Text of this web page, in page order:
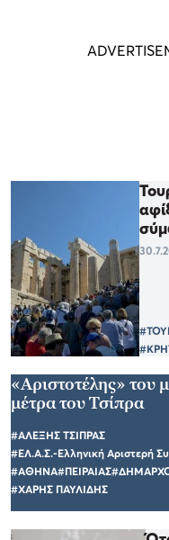
«Αριστοτέλης» του
μέτρα του Τσίπρα
#ΑΛΕΞΗΣ ΤΣΙΠΡΑΣ
#ΕΛ.Α.Σ.-Ελληνική Αριστερή
#ΑΘΗΝΑ#ΠΕΙΡΑΙΑΣ
#ΧΑΡΗΣ ΠΑΥΛΙΔΗΣ